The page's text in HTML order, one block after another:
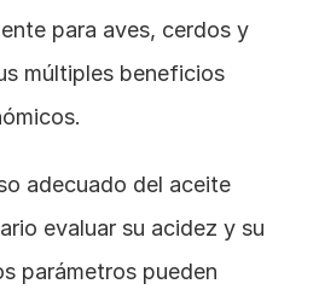
para aves, cerdos y
múltiples beneficios
adecuado del aceite
evaluar su acidez y su
parámetros pueden